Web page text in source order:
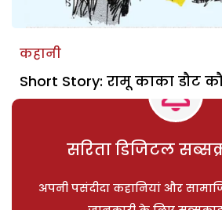
कहानी
Short Story: रामू काका डौट
सरिता डिजिटल
अपनी पसंदीदा कहानियां और